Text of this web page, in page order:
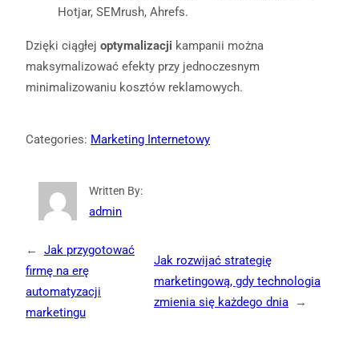
Hotjar, SEMrush, Ahrefs.
Dzięki ciągłej optymalizacji kampanii można
maksymalizować efekty przy jednoczesnym
minimalizowaniu kosztów reklamowych.
Categories: Marketing Internetowy
Written By:
admin
←
Jak przygotować
firmę na erę
automatyzacji
marketingu
Jak rozwijać strategię
marketingową, gdy technologia
zmienia się każdego dnia
→